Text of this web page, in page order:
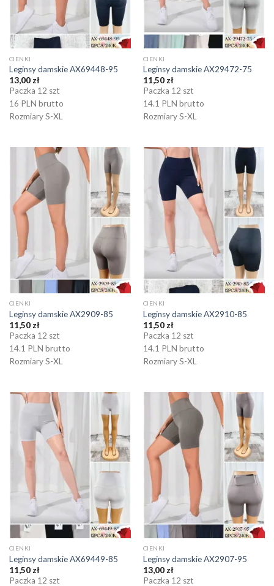
CIENKI
Leginsy damskie AX69448-95
13,00zł
Paczka 12 szt
16 PLN brutto
Rozmiary S-XL
CIENKI
Leginsy damskie AX29472-75
11,50zł
Paczka 12 szt
14.1 PLN brutto
Rozmiary S-XL
CIENKI
Leginsy damskie AX2909-85
11,50 zł
Paczka 12 szt
14.1 PLN brutto
Rozmiary S-XL
CIENKI
Leginsy damskie AX2910-85
11,50 zł
Paczka 12 szt
14.1 PLN brutto
Rozmiary S-XL
CIENKI
Leginsy damskie AX69449-85
11,50 zł
Paczka 12 szt
CIENKI
Leginsy damskie AX2907-95
13,00 zł
Paczka 12 szt